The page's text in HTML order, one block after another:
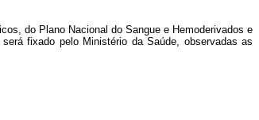
do Plano Nacional do Sangue e Hemoderivados e
fixado pelo Ministério da Saúde, observadas as